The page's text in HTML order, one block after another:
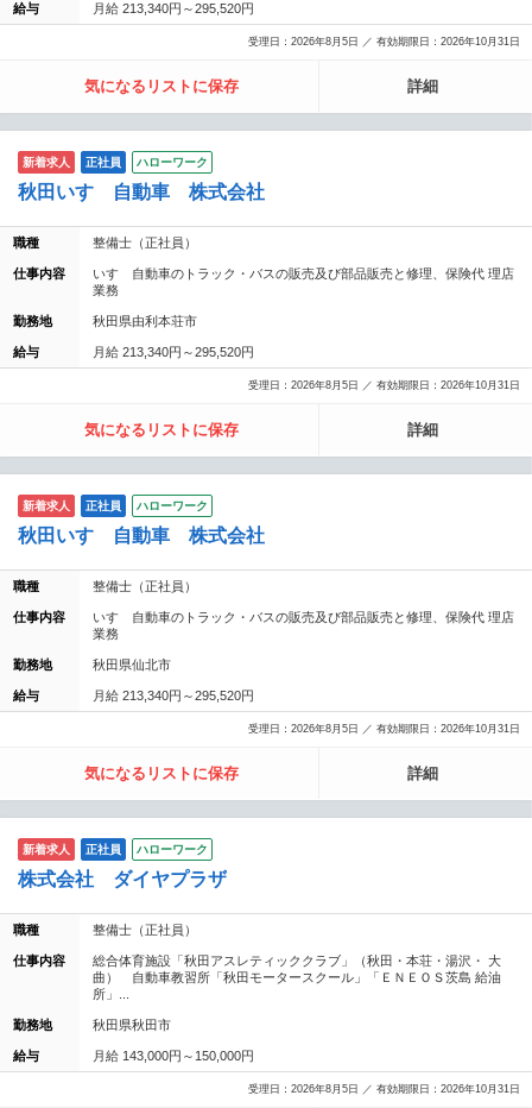
給与 月給 213,340円～295,520円
受理日：2026年8月5日 ／ 有効期限日：2026年10月31日
気になるリストに保存 詳細
新着求人 正社員 ハローワーク
秋田いすゞ自動車 株式会社
職種 整備士（正社員）
仕事内容
いすゞ自動車のトラック・バスの販売及び部品販売と修理、保険代 理店
業務
勤務地 秋田県由利本荘市
給与 月給 213,340円～295,520円
受理日：2026年8月5日 ／ 有効期限日：2026年10月31日
気になるリストに保存 詳細
新着求人 正社員 ハローワーク
秋田いすゞ自動車 株式会社
職種 整備士（正社員）
仕事内容
いすゞ自動車のトラック・バスの販売及び部品販売と修理、保険代 理店
業務
勤務地 秋田県仙北市
給与 月給 213,340円～295,520円
受理日：2026年8月5日 ／ 有効期限日：2026年10月31日
気になるリストに保存 詳細
新着求人 正社員 ハローワーク
株式会社 ダイヤプラザ
職種 整備士（正社員）
仕事内容
総合体育施設「秋田アスレティッククラブ」（秋田・本荘・湯沢・ 大
曲） 自動車教習所「秋田モータースクール」「ＥＮＥＯＳ茨島 給油
所」...
勤務地 秋田県秋田市
給与 月給 143,000円～150,000円
受理日：2026年8月5日 ／ 有効期限日：2026年10月31日